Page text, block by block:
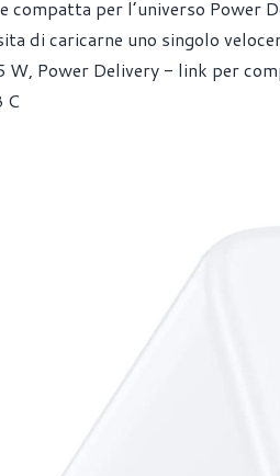
compatta per l’universo
di caricarne uno singolo
W, Power Delivery - link per
C